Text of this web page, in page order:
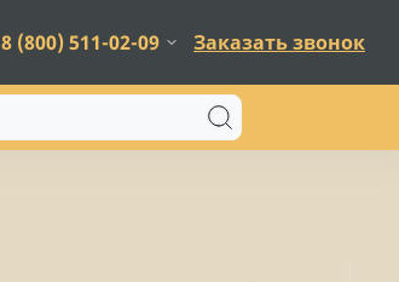
8 (800) 511-02-09 Заказать звонок